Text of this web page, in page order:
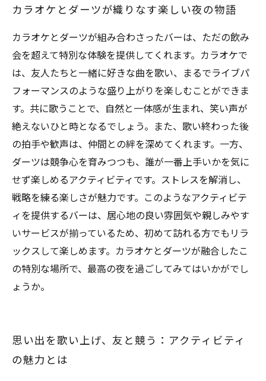
カラオケとダーツの新しい魅力を発見する！
自分たちだけの特別な時間：バーでの楽しみ方
ガイド
カラオケとダーツが織りなす楽しい夜の物語
カラオケとダーツが組み合わさったバーは、ただの飲み
会を超えて特別な体験を提供してくれます。カラオケで
は、友人たちと一緒に好きな曲を歌い、まるでライブパ
フォーマンスのような盛り上がりを楽しむことができま
す。共に歌うことで、自然と一体感が生まれ、笑い声が
絶えないひと時となるでしょう。また、歌い終わった後
の拍手や歓声は、仲間との絆を深めてくれます。一方、
ダーツは競争心を育みつつも、誰が一番上手いかを気に
せず楽しめるアクティビティです。ストレスを解消し、
戦略を練る楽しさが魅力です。このようなアクティビテ
ィを提供するバーは、居心地の良い雰囲気や親しみやす
いサービスが揃っているため、初めて訪れる方でもリラ
ックスして楽しめます。カラオケとダーツが融合したこ
の特別な場所で、最高の夜を過ごしてみてはいかがでし
ょうか。
思い出を歌い上げ、友と競う：アクティビティ
の魅力とは